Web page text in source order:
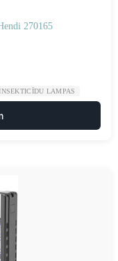
270165
LAMPAS